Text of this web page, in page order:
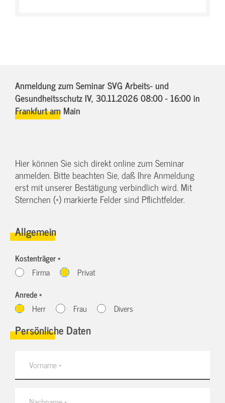
Anmeldung zum Seminar SVG Arbeits- und
Gesundheitsschutz IV, 30.11.2026 08:00 - 16:00in
Frankfurt am Main
Hier können Sie sich direkt online zum Seminar
anmelden. Bitte beachten Sie, daß Ihre Anmeldung
erst mit unserer Bestätigung verbindlich wird. Mit
Sternchen (*) markierte Felder sind Pflichtfelder.
Allgemein
Kostenträger *
Firma
Privat
Anrede *
Herr
Frau Divers
Persönliche Daten